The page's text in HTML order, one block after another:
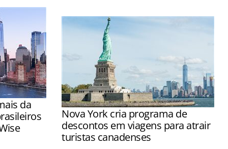
da
Nova York cria programa de
descontos em viagens para atrair
turistas canadenses